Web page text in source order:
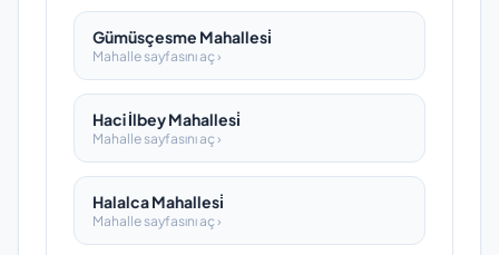
Gümüsçesme Mahallesi̇
Mahalle sayfasını aç ›
Haci İlbey Mahallesi̇
Mahalle sayfasını aç ›
Halalca Mahallesi̇
Mahalle sayfasını aç ›